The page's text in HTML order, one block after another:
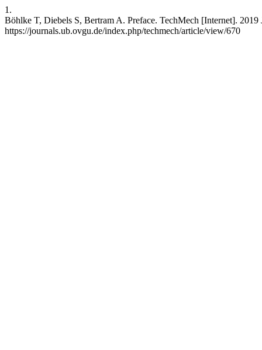
1.
Böhlke T, Diebels S, Bertram A. Preface. TechMech [Internet].
https://journals.ub.ovgu.de/index.php/techmech/article/view/670